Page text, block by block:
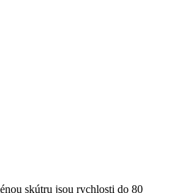
skútru jsou rychlosti do 80